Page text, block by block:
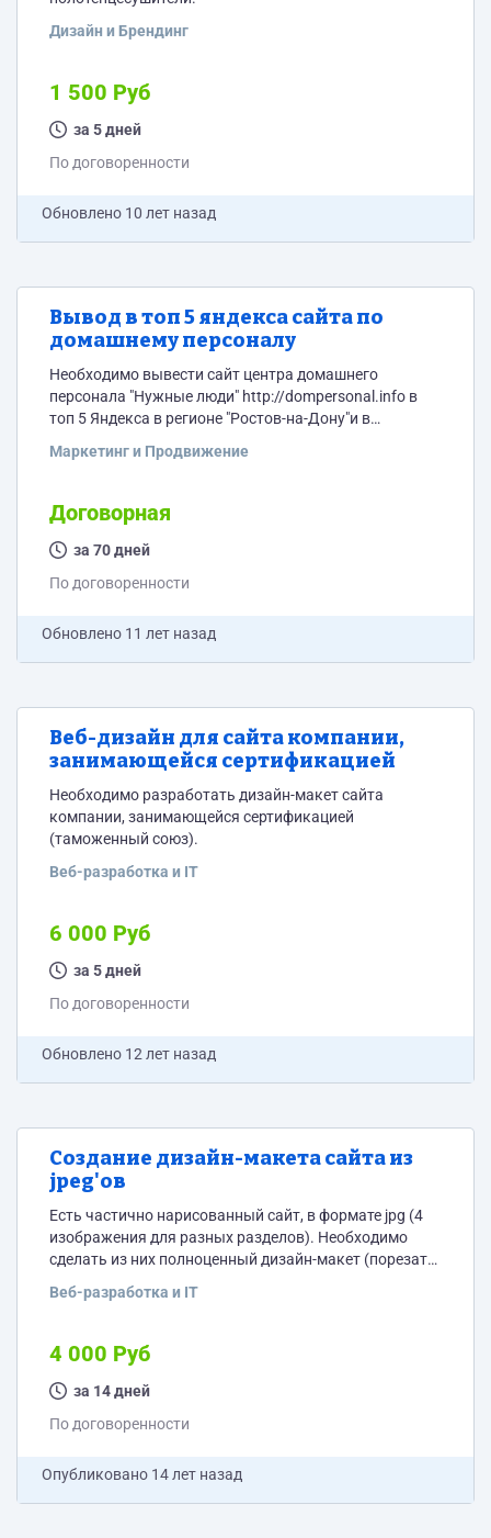
Дизайн и Брендинг
1 500 Руб
за 5 дней
По договоренности
Обновлено 10 лет назад
Вывод в топ 5 яндекса сайта по
домашнему персоналу
Необходимо вывести сайт центра домашнего
персонала "Нужные люди" http://dompersonal.info в
топ 5 Яндекса в регионе "Ростов-на-Дону"и в
нижеприведенным ключевым фразам. Помесячная
сразу озвучивать стоимость работ (можно в личку).
домашний персонал домашний персонал ростов
найти домработницу няня для малыша подбор
для больного сиделка для пожилого человека...
Маркетинг и Продвижение
Договорная
за 70 дней
По договоренности
Обновлено 11 лет назад
Веб-дизайн для сайта компании,
занимающейся сертификацией
Необходимо разработать дизайн-макет сайта
компании, занимающейся сертификацией
(таможенный союз).
Веб-разработка и IT
6 000 Руб
за 5 дней
По договоренности
Обновлено 12 лет назад
Создание дизайн-макета сайта из
jpeg'ов
Есть частично нарисованный сайт, в формате jpg (4
изображения для разных разделов). Необходимо
сделать из них полноценный дизайн-макет (порезать
пр.).
Веб-разработка и IT
4 000 Руб
за 14 дней
По договоренности
Опубликовано 14 лет назад